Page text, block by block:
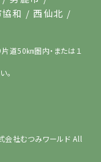
和
西仙北
道50㎞圏内・または１
。
会社むつみワールド All